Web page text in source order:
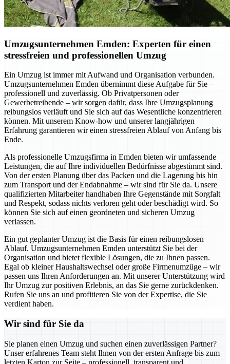
Umzugsunternehmen Emden: Experten für einen
stressfreien und professionellen Umzug
Ein Umzug ist immer mit Aufwand und Organisation verbunden.
Umzugsunternehmen Emden übernimmt diese Aufgabe für Sie –
professionell und zuverlässig. Ob Privatpersonen oder
Gewerbetreibende – wir sorgen dafür, dass Ihre Umzugsplanung
reibungslos verläuft und Sie sich auf das Wesentliche konzentrieren
können. Mit unserem Know-how und unserer langjährigen
Erfahrung garantieren wir einen stressfreien Ablauf von Anfang bis
Ende.
Als professionelle Umzugsfirma in Emden bieten wir umfassende
Leistungen, die auf Ihre individuellen Bedürfnisse abgestimmt sind.
Von der ersten Planung über das Packen und die Lagerung bis hin
zum Transport und der Endabnahme – wir sind für Sie da. Unsere
qualifizierten Mitarbeiter handhaben Ihre Gegenstände mit Sorgfalt
und Respekt, sodass nichts verloren geht oder beschädigt wird. So
können Sie sich auf einen geordneten und sicheren Umzug
verlassen.
Ein gut geplanter Umzug ist die Basis für einen reibungslosen
Ablauf. Umzugsunternehmen Emden unterstützt Sie bei der
Organisation und bietet flexible Lösungen, die zu Ihnen passen.
Egal ob kleiner Haushaltswechsel oder große Firmenumzüge – wir
passen uns Ihren Anforderungen an. Mit unserer Unterstützung wird
Ihr Umzug zur positiven Erlebnis, an das Sie gerne zurückdenken.
Rufen Sie uns an und profitieren Sie von der Expertise, die Sie
verdient haben.
Wir sind für Sie da
Sie planen einen Umzug und suchen einen zuverlässigen Partner?
Unser erfahrenes Team steht Ihnen von der ersten Anfrage bis zum
letzten Karton zur Seite – professionell, transparent und